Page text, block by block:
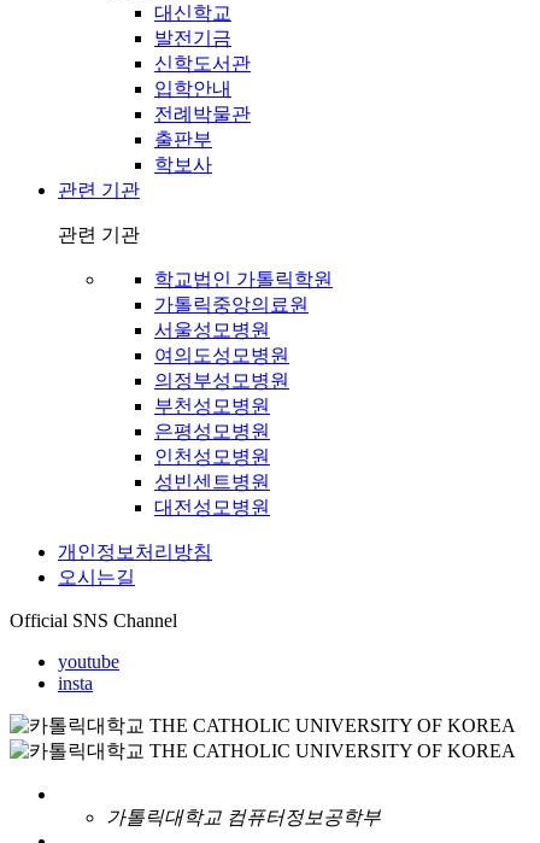
대신학교
발전기금
신학도서관
입학안내
전례박물관
출판부
학보사
관련 기관
관련 기관
학교법인 가톨릭학원
가톨릭중앙의료원
서울성모병원
여의도성모병원
의정부성모병원
부천성모병원
은평성모병원
인천성모병원
성빈센트병원
대전성모병원
개인정보처리방침
오시는길
Official SNS Channel
youtube
insta
가톨릭대학교 컴퓨터정보공학부